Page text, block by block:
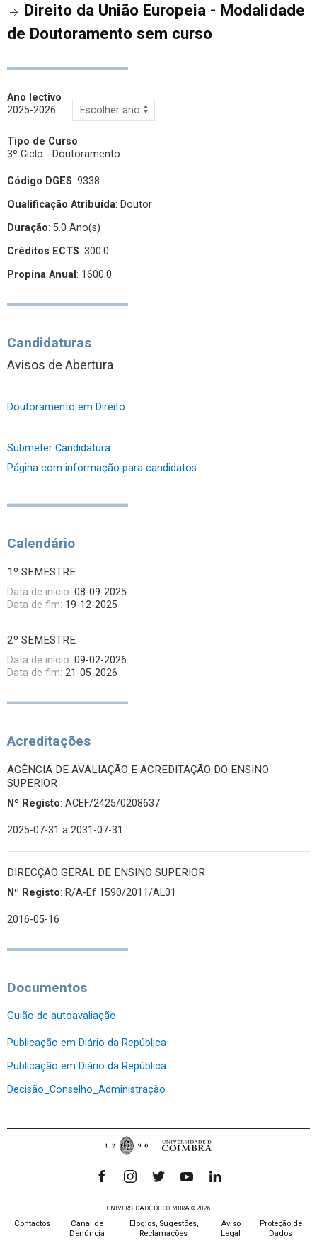
Direito da União Europeia - Modalidade
de Doutoramento sem curso
Ano lectivo
2025-2026
Tipo de Curso
3º Ciclo - Doutoramento
Código DGES: 9338
Qualificação Atribuída: Doutor
Duração: 5.0 Ano(s)
Créditos ECTS: 300.0
Propina Anual : 1600.0
Candidaturas
Avisos de Abertura
Doutoramento em Direito
Submeter Candidatura
Página com informação para candidatos
Calendário
1º SEMESTRE
Data de início: 08-09-2025
Data de fim: 19-12-2025
2º SEMESTRE
Data de início: 09-02-2026
Data de fim: 21-05-2026
Acreditações
AGÊNCIA DE AVALIAÇÃO E ACREDITAÇÃO DO ENSINO
SUPERIOR
Nº Registo: ACEF/2425/0208637
2025-07-31 a 2031-07-31
DIRECÇÃO GERAL DE ENSINO SUPERIOR
Nº Registo: R/A-Ef 1590/2011/AL01
2016-05-16
Documentos
Guião de autoavaliação
Publicação em Diário da República
Publicação em Diário da República
Decisão_Conselho_Administração
UNIVERSIDADE DE COIMBRA © 2026
Contactos
Canal de
Denúncia
Elogios, Sugestões,
Reclamações
Aviso
Legal
Proteção de
Dados